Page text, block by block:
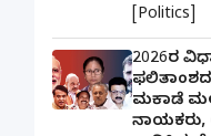
[Politics]
2026ರ
ಮಕಾಡೆ
ನಾಯಕರು,